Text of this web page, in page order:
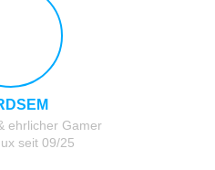
ehrlicher Gamer
seit 09/25